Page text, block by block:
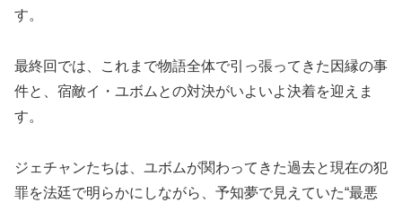
す。
最終回では、これまで物語全体で引っ張ってきた因縁の事
件と、宿敵イ・ユボムとの対決がいよいよ決着を迎えま
す。
ジェチャンたちは、ユボムが関わってきた過去と現在の犯
罪を法廷で明らかにしながら、予知夢で見えていた“最悪